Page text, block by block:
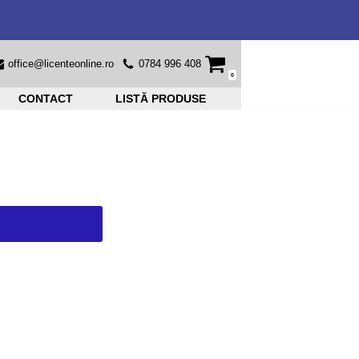
office@licenteonline.ro 0784 996 408
0
CONTACT LISTĂ PRODUSE